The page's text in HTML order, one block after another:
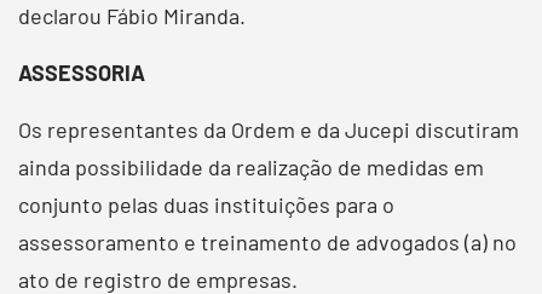
declarou Fábio Miranda.
ASSESSORIA
Os representantes da Ordem e da Jucepi discutiram
ainda possibilidade da realização de medidas em
conjunto pelas duas instituições para o
assessoramento e treinamento de advogados (a) no
ato de registro de empresas.